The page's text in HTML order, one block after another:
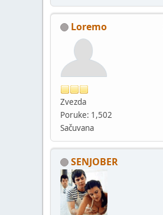
Loremo
Zvezda
Poruke: 1,502
Sačuvana
SENJOBER